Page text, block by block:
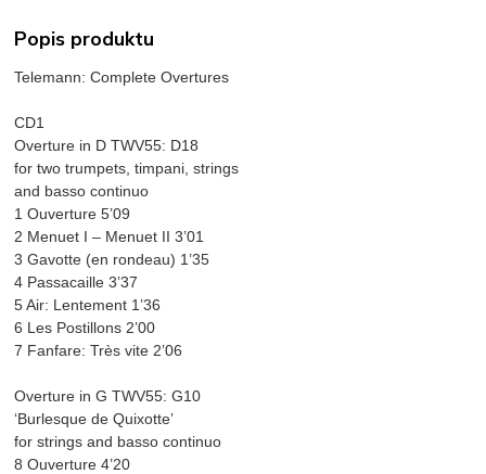
Popis produktu
Telemann: Complete Overtures
CD1
Overture in D TWV55: D18
for two trumpets, timpani, strings
and basso continuo
1 Ouverture 5’09
2 Menuet I – Menuet II 3’01
3 Gavotte (en rondeau) 1’35
4 Passacaille 3’37
5 Air: Lentement 1’36
6 Les Postillons 2’00
7 Fanfare: Très vite 2’06
Overture in G TWV55: G10
‘Burlesque de Quixotte’
for strings and basso continuo
8 Ouverture 4’20